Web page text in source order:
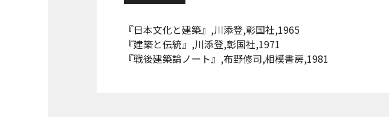
『日本文化と建築』,川添登,彰国社,1965
『建築と伝統』,川添登,彰国社,1971
『戦後建築論ノート』,布野修司,相模書房,1981